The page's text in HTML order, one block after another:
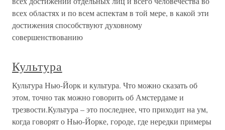
всех областях и по всем аспектам в той мере, в какой эти
достижения способствуют духовному
совершенствованию
Культура
Культура Нью-Йорк и культура. Что можно сказать об
этом, точно так можно говорить об Амстердаме и
трезвости.Культура – это последнее, что приходит на ум,
когда говорят о Нью-Йорке, городе, где нередки примеры